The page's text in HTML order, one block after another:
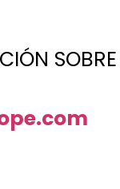
SOBRE